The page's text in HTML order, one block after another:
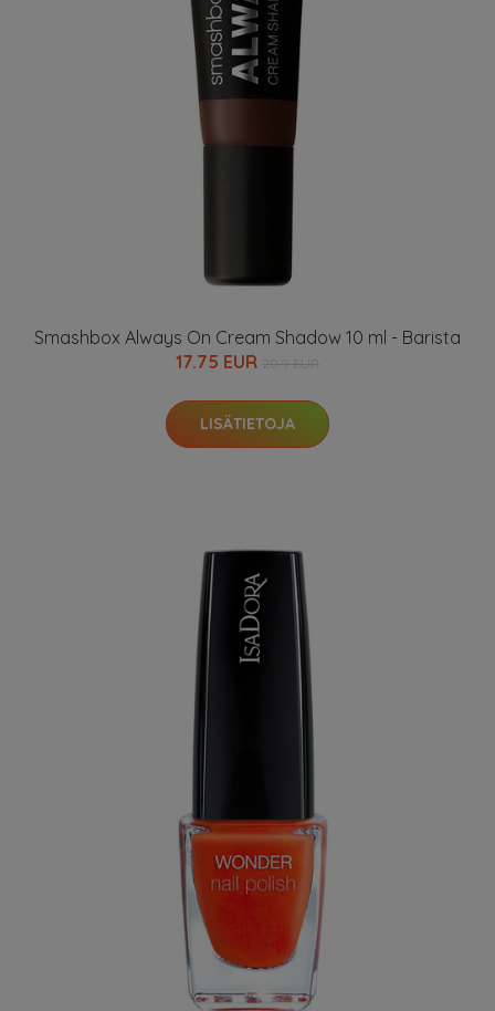
Smashbox Always On Cream Shadow 10 ml - Barista
17.75 EUR
LISÄTIETOJA